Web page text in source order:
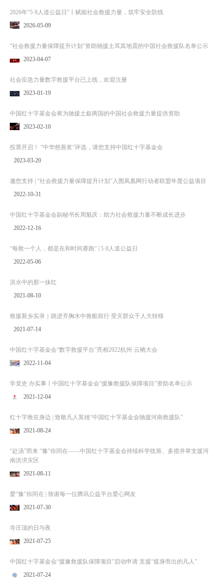
2026年“5·8人道公益日”丨赋能社会救援力量，筑牢安全防线
2026-05-09
“社会救援力量保障提升计划”资助驰援土耳其地震的中国社会救援队名单公示
2023-04-07
社会应急力量数字救援平台已上线，欢迎注册
2023-01-19
中国红十字基金会将为驰援土叙两国的中国社会救援力量提供资助
2023-02-10
投票开启！ “中华慈善奖”评选，请您支持中国红十字基金会
2023-03-20
邀您支持 | “社会救援力量保障提升计划”入围凤凰网行动者联盟年度公益项目
2022-10-31
中国红十字基金会副秘书长周魁庆：助力社会救援力量不断成长进步
2022-12-16
“每救一个人，都是在和时间赛跑” | 5·8人道公益日
2022-05-06
洪水中的那一抹红
2021-08-10
救援新乡实录｜跳进齐胸水中推船前行 受灾群众千人大转移
2021-07-14
中国红十字基金会“数字救援平台”亮相2022杭州·云栖大会
2022-11-04
学党史 办实事丨中国红十字基金会“援豫救援队保障项目”资助名单公示
2021-12-04
红十字救在身边 | 致敬凡人英雄“中国红十字基金会驰援河南救援队”
2021-08-24
“赴汤”而来 “豫”你同在——中国红十字基金会持续科学统筹、多措并举支援河
南洪涝灾区
2021-08-11
爱“豫”你同在 | 致谢每一位腾讯公益平台爱心网友
2021-07-30
寺庄顶的日与夜
2021-07-25
中国红十字基金会“援豫救援队保障项目”启动申请 支援“挺身而出的凡人”
2021-07-24